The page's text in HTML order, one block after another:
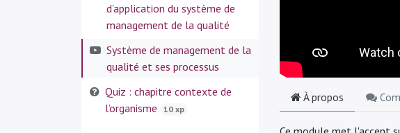
d’application du système de
management de la qualité
Système de management de la
qualité et ses processus
Quiz : chapitre contexte de
l’organisme
10 xp
À propos